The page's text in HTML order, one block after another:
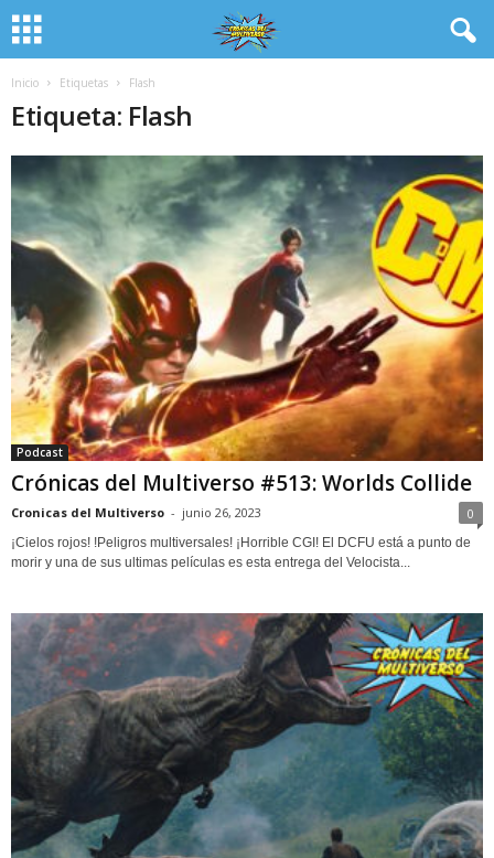
Inicio Etiquetas Flash
Etiqueta: Flash
Podcast
Crónicas del Multiverso #513: Worlds Collide
Cronicas del Multiverso - junio 26, 2023 0
¡Cielos rojos! !Peligros multiversales! ¡Horrible CGI! El DCFU está a punto de
morir y una de sus ultimas películas es esta entrega del Velocista...